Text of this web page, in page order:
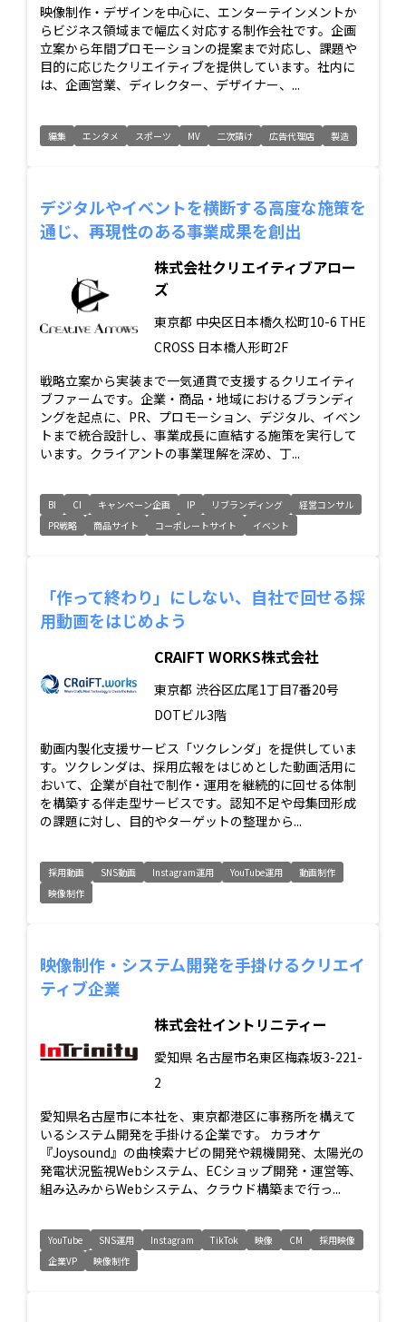
映像制作・デザインを中心に、エンターテインメントか
らビジネス領域まで幅広く対応する制作会社です。企画
立案から年間プロモーションの提案まで対応し、課題や
目的に応じたクリエイティブを提供しています。社内に
は、企画営業、ディレクター、デザイナー、...
編集 エンタメ スポーツ MV 二次請け 広告代理店 製造
デジタルやイベントを横断する高度な施策を
通じ、再現性のある事業成果を創出
株式会社クリエイティブアロー
ズ
東京都 中央区日本橋久松町10-6 THE
CROSS 日本橋人形町2F
戦略立案から実装まで一気通貫で支援するクリエイティ
ブファームです。企業・商品・地域におけるブランディ
ングを起点に、PR、プロモーション、デジタル、イベン
トまで統合設計し、事業成長に直結する施策を実行して
います。クライアントの事業理解を深め、丁...
BI CI キャンペーン企画 IP リブランディング
経営コンサル
PR戦略
商品サイト コーポレートサイト イベント
「作って終わり」にしない、自社で回せる採
用動画をはじめよう
CRAIFT WORKS株式会社
東京都 渋谷区広尾1丁目7番20号
DOTビル3階
動画内製化支援サービス「ツクレンダ」を提供していま
す。ツクレンダは、採用広報をはじめとした動画活用に
おいて、企業が自社で制作・運用を継続的に回せる体制
を構築する伴走型サービスです。認知不足や母集団形成
の課題に対し、目的やターゲットの整理から...
採用動画 SNS動画 Instagram運用 YouTube運用
動画制作
映像制作
映像制作・システム開発を手掛けるクリエイ
ティブ企業
株式会社イントリニティー
愛知県 名古屋市名東区梅森坂3-221-
2
愛知県名古屋市に本社を、東京都港区に事務所を構えて
いるシステム開発を手掛ける企業です。 カラオケ
『Joysound』の曲検索ナビの開発や親機開発、太陽光の
発電状況監視Webシステム、ECショップ開発・運営等、
組み込みからWebシステム、クラウド構築まで行っ...
YouTube SNS運用 Instagram TikTok 映像 CM
採用映像
企業VP
映像制作